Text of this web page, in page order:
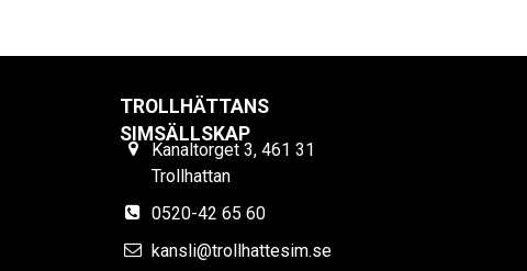
TROLLHÄTTANS
SIMSÄLLSKAP
Kanaltorget 3, 461 31
Trollhattan
0520-42 65 60
kansli@trollhattesim.se